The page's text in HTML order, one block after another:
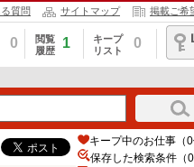
質問 サイトマップ 掲載ご希
0
閲覧
履歴
1
キープ
リスト
0
ログ
キープ中のお仕事（0
保存した検索条件（0